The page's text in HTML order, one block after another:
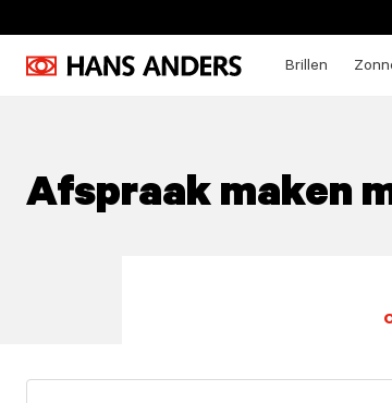
Brillen
Afspraak maken